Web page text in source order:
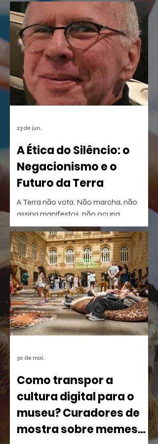
de democratização da cultura digital,
como também estreia duas produções
que prometem dar o que falar: o
musical infantil A Borboleta Sem Asas e
a homenagem nortista
A Ética do Silêncio: o
Negacionismo e o
Futuro da Terra
A Terra não vota. Não marcha, não
assina manifestos, não ocupa
palanques. Talvez por isso seja tão fácil
esquecê-la.
23 de jun.
Como transpor a
cultura digital para o
museu? Curadores de
mostra sobre memes
30 de mai.